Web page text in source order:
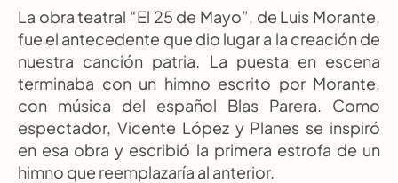
La obra teatral “El 25 de Mayo”, de Luis Morante,
fue el antecedente que dio lugar a la creación de
nuestra canción patria. La puesta en escena
terminaba con un himno escrito por Morante,
con música del español Blas Parera. Como
espectador, Vicente López y Planes se inspiró
en esa obra y escribió la primera estrofa de un
himno que reemplazaría al anterior.